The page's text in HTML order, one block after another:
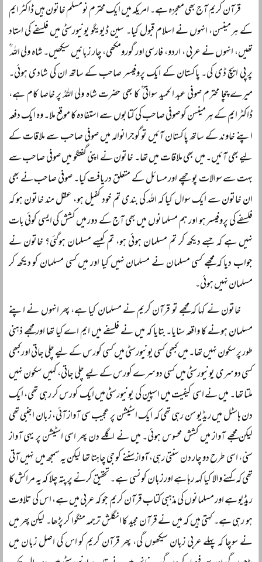
قرآن کریم آج بھی معجزہ ہے۔ امریکہ میں ایک محترم نومسلم خاتون ہیں ڈاکٹر ایم
کے ہرمینسن، انہوں نے اسلام قبول کیا۔ سین ڈیویگو یونیورسٹی میں فلسفے کی استاد
تھیں، انہوں نے عربی ، اردو، فارسی اور گورومکھی، چار زبانیں سیکھیں۔ شاہ ولی اللہ ؒ
پر پی ایچ ڈی کی۔ پاکستان کے ایک پروفیسر صاحب کے ساتھ ان کی شادی ہوئی۔
میرے چچا محترم صوفی عبد الحمید سواتی ؒ کا بھی حضرت شاہ ولی اللہؒ پر خاصا کام ہے،
ڈاکٹر ایم کے ہرمینسن کو صوفی صاحب کی کتابوں سے استفادہ کا موقع ملا۔ وہ ایک دفعہ
اپنے خاوند کے ساتھ پاکستان آئیں تو گوجرانوالہ میں صوفی صاحب سے ملاقات کے
لیے بھی آئیں۔ میں بھی ملاقات میں تھا۔ خاتون نے اپنی گفتگو میں صوفی صاحب سے
بہت سے سوالات پوچھے اور مسائل کے متعلق دریافت کیا۔ صوفی صاحب نے بھی
ان خاتون سے ایک سوال کیا کہ اللہ کی بندی تم خود کفیل ہو، عقل مند خاتون ہو کہ
فلسفے کی پروفیسر ہو اور ہم مسلمانوں میں بھی آج کے دور میں کشش کی ایسی کوئی بات
نہیں ہے کہ جسے دیکھ کر تم مسلمان ہوئی ہو، تم کیسے مسلمان ہوگئی؟ خاتون نے
جواب دیا کہ مجھے کسی مسلمان نے مسلمان نہیں کیا اور میں کسی مسلمان کو دیکھ کر
مسلمان نہیں ہوئی۔
خاتون نے کہا کہ مجھے تو قرآن کریم نے مسلمان کیا ہے، پھر انہوں نے اپنے
مسلمان ہونے کا واقعہ سنایا۔ بتایا کہ میں نے فلسفے میں ایم اے کیا تھا اور مجھے ذہنی
طور پر سکون نہیں تھا۔ میں کبھی کسی یونیورسٹی میں کسی کورس کے لیے چلی جاتی اور کبھی
کسی دوسری یونیورسٹی میں کسی دوسرے کورس کے لیے چلی جاتی، کہیں سکون نہیں
ملتا تھا۔ میں نے اسی کیفیت میں اسپین کی یونیورسٹی میں ایک کورس کر رہی تھی، ایک
دن ہاسٹل میں ریڈیو سن رہی تھی کہ ایک اسٹیشن پر عجیب سی آواز آئی، زبان اجنبی تھی
لیکن مجھے آواز میں کشش محسوس ہوئی۔ میں نے اگلے دن پھر اسی اسٹیشن پر یہی آواز
سنی، اسی طرح دو چار دن سنتی رہی، آواز سننے کو جی چاہتا تھا لیکن یہ سمجھ میں نہیں آتی
تھی کہ کہنے والا کیا کہہ رہا ہے اور زبان کونسی ہے۔ تحقیق کرنے پر پتہ چلا کہ یہ مراکش کا
ریڈیو ہے اور مسلمانوں کی مذہبی کتاب قرآن کریم جو کہ عربی میں ہے، اس کی تلاوت
ہو رہی ہے۔ کہتی ہیں کہ میں نے قرآن مجید کا انگلش ترجمہ منگوا کر پڑھا۔ لیکن پھر میں
نے سوچا کہ پہلے عربی زبان سیکھوں گی، پھر قرآن کریم کو اس کی اصل زبان میں